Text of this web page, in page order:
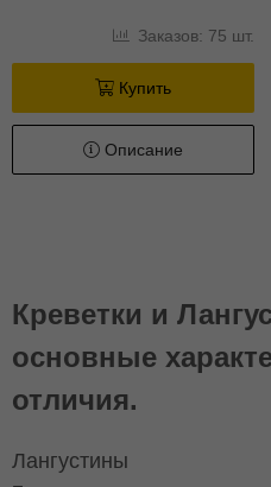
Заказов: 75 шт.
Купить
Описание
Креветки и
основные
отличия.
Лангустины